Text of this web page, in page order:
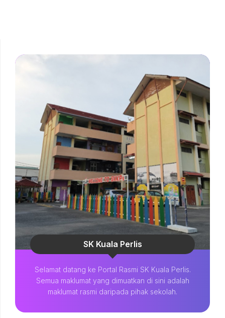
SK Kuala Perlis
Selamat datang ke Portal Rasmi SK Kuala Perlis.
Semua maklumat yang dimuatkan di sini adalah
maklumat rasmi daripada pihak sekolah.